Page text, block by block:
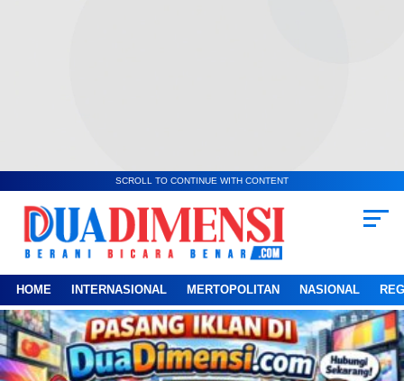
SCROLL TO CONTINUE WITH CONTENT
HOME INTERNASIONAL MERTOPOLITAN NASIONAL